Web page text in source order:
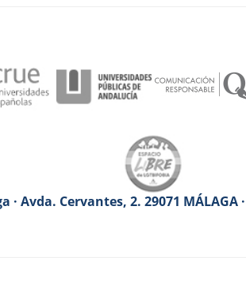
Avda. Cervantes, 2. 29071 MÁLAGA